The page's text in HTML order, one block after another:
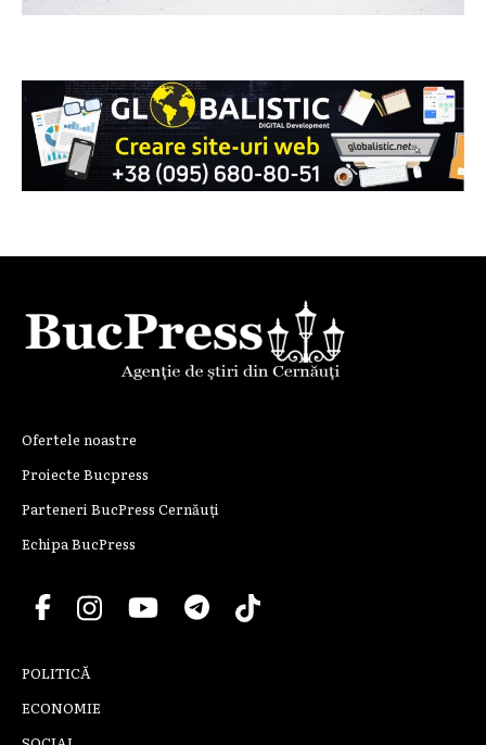
Ofertele noastre
Proiecte Bucpress
Parteneri BucPress Cernăuți
Echipa BucPress
POLITICĂ
ECONOMIE